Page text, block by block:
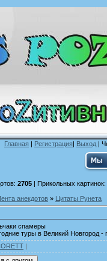
Главная | Регистрация| Выход |
2705| Прикольных картинок:
анекдотов » Цитаты Рунета
спамеры
туры в Великий Новгород
|